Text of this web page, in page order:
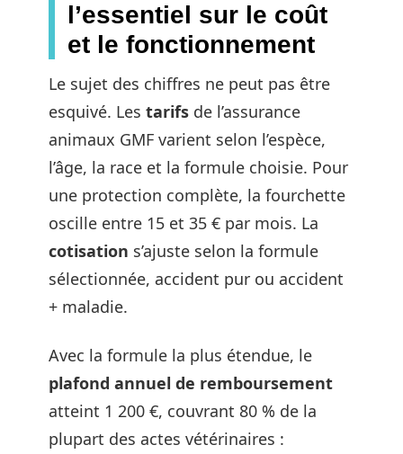
l’essentiel sur le coût
et le fonctionnement
Le sujet des chiffres ne peut pas être
esquivé. Les tarifs de l’assurance
animaux GMF varient selon l’espèce,
l’âge, la race et la formule choisie. Pour
une protection complète, la fourchette
oscille entre 15 et 35 € par mois. La
cotisation s’ajuste selon la formule
sélectionnée, accident pur ou accident
+ maladie.
Avec la formule la plus étendue, le
plafond annuel de remboursement
atteint 1 200 €, couvrant 80 % de la
plupart des actes vétérinaires :